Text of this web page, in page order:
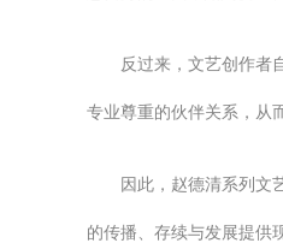
反过来，文艺创作者
专业尊重的伙伴关系，从
因此，赵德清系列文
的传播、存续与发展提供